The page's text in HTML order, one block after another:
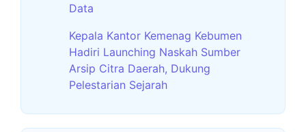
Data
Kepala Kantor Kemenag Kebumen
Hadiri Launching Naskah Sumber
Arsip Citra Daerah, Dukung
Pelestarian Sejarah